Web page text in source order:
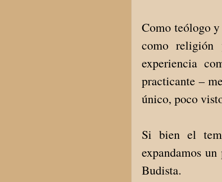
Como teólogo
como religión
experiencia
practicante –
único, poco
Si bien el
expandamos
Budista.